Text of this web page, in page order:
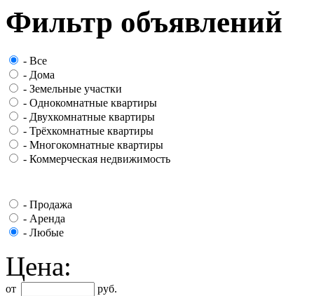
Фильтр объявлений
- Все
- Дома
- Земельные участки
- Однокомнатные квартиры
- Двухкомнатные квартиры
- Трёхкомнатные квартиры
- Многокомнатные квартиры
- Коммерческая недвижимость
- Продажа
- Аренда
- Любые
Цена:
от
руб.